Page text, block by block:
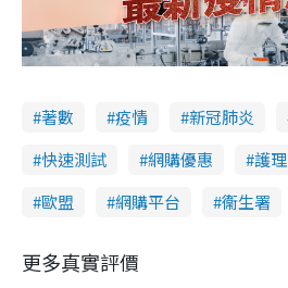
著數 疫情 新冠肺炎
快速測試
網購優惠 護理
歐盟
網購平台 衞生署
更多真實評價